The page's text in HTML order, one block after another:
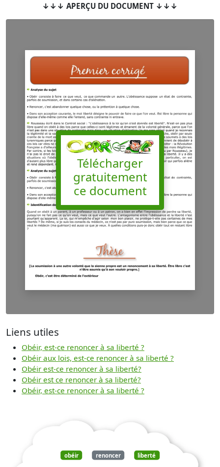
↓↓↓ APERÇU DU DOCUMENT ↓↓↓
Télécharger
gratuitement
ce document
Liens utiles
Obéir, est-ce renoncer à sa liberté ?
Obéir aux lois, est-ce renoncer à sa liberté ?
Obéir est-ce renoncer à sa liberté?
Obéir est ce renoncer à sa liberté?
Obéir, est-ce renoncer à sa liberté ?
obéir renoncer liberté